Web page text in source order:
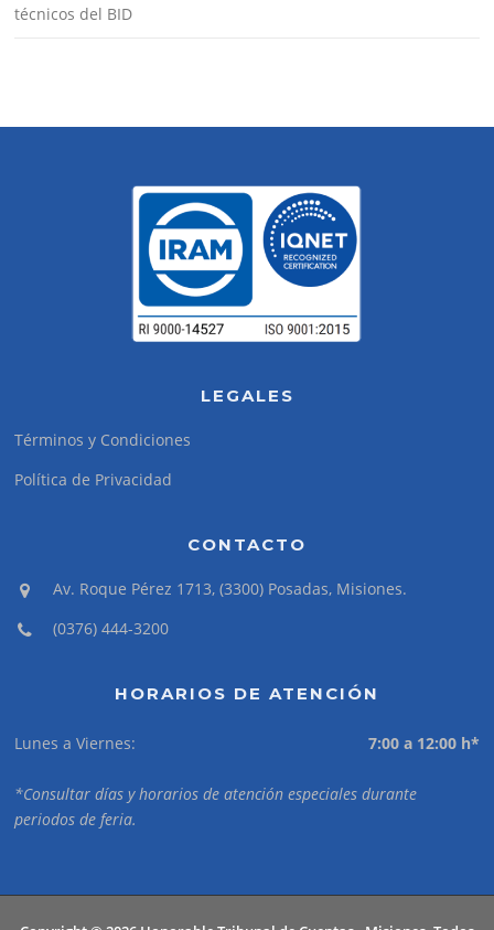
técnicos del BID
LEGALES
Términos y Condiciones
Política de Privacidad
CONTACTO
Av. Roque Pérez 1713, (3300) Posadas, Misiones.
(0376) 444-3200
HORARIOS DE ATENCIÓN
Lunes a Viernes: 7:00 a 12:00 h*
*Consultar días y horarios de atención especiales durante
periodos de feria.